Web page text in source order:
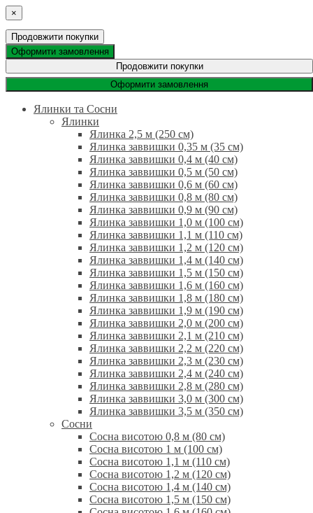
×
Продовжити покупки
Оформити замовлення
Продовжити покупки
Оформити замовлення
Ялинки та Сосни
Ялинки
Ялинка 2,5 м (250 см)
Ялинка заввишки 0,35 м (35 см)
Ялинка заввишки 0,4 м (40 см)
Ялинка заввишки 0,5 м (50 см)
Ялинка заввишки 0,6 м (60 см)
Ялинка заввишки 0,8 м (80 см)
Ялинка заввишки 0,9 м (90 см)
Ялинка заввишки 1,0 м (100 см)
Ялинка заввишки 1,1 м (110 см)
Ялинка заввишки 1,2 м (120 см)
Ялинка заввишки 1,4 м (140 см)
Ялинка заввишки 1,5 м (150 см)
Ялинка заввишки 1,6 м (160 см)
Ялинка заввишки 1,8 м (180 см)
Ялинка заввишки 1,9 м (190 см)
Ялинка заввишки 2,0 м (200 см)
Ялинка заввишки 2,1 м (210 см)
Ялинка заввишки 2,2 м (220 см)
Ялинка заввишки 2,3 м (230 см)
Ялинка заввишки 2,4 м (240 см)
Ялинка заввишки 2,8 м (280 см)
Ялинка заввишки 3,0 м (300 см)
Ялинка заввишки 3,5 м (350 см)
Сосни
Сосна висотою 0,8 м (80 см)
Сосна висотою 1 м (100 см)
Сосна висотою 1,1 м (110 см)
Сосна висотою 1,2 м (120 см)
Сосна висотою 1,4 м (140 см)
Сосна висотою 1,5 м (150 см)